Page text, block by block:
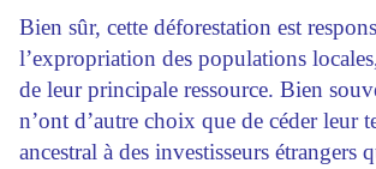
Bien sûr, cette déforestation est
l’expropriation des populations
de leur principale ressource. Bien
n’ont d’autre choix que de céder leur
ancestral à des investisseurs étrangers